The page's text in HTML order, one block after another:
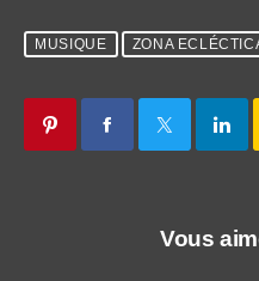
MUSIQUE ZONA
Vous